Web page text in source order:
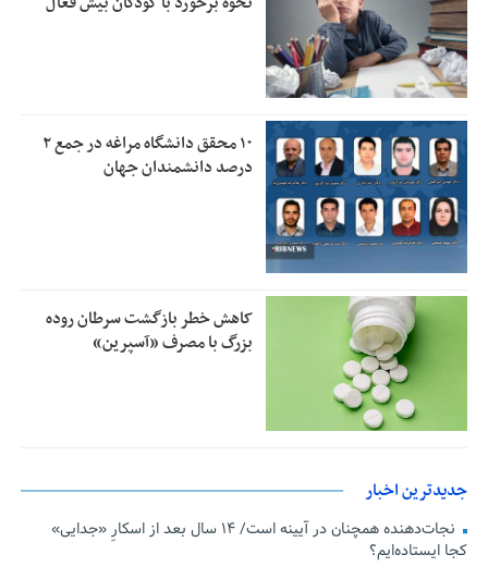
۱۰ محقق دانشگاه مراغه در جمع ۲
درصد دانشمندان جهان
کاهش خطر بازگشت سرطان روده
بزرگ با مصرف «آسپرین»
جدیدترین اخبار
نجات‌دهنده‌ همچنان در آیینه است/ ۱۴ سال بعد از اسکارِ «جدایی»
کجا ایستاده‌ایم؟